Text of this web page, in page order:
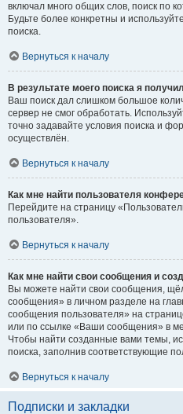
включал много общих слов, поиск по
Будьте более конкретны и
поиска.
Вернуться к началу
В результате моего поиска я
Ваш поиск дал слишком большое
сервер не смог обработать.
точно задавайте условия поиска и
осуществлён.
Вернуться к началу
Как мне найти пользователя
Перейдите на страницу
пользователя».
Вернуться к началу
Как мне найти свои сообщения и
Вы можете найти свои сообщения,
сообщения» в личном разделе на
сообщения пользователя» на
или по ссылке «Ваши сообщения» в
Чтобы найти созданные вами темы,
поиска, заполнив соответствующие
Вернуться к началу
Подписки и закладки